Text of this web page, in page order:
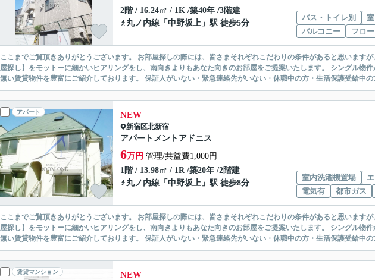
2階 / 16.24㎡ / 1K /築40年 /3階建
丸ノ内線 「 中野坂上 」駅 徒歩5分
バス・トイレ別
バルコニー
フロ
ここまでご覧頂きありがとうございます。 お部屋探しの際には、皆さまそれぞれこだわりの条件があると思いますが、当社では【あなたに１番のお部
屋探し】をモットーに細かいヒアリングをし、南向きよりもあなた向きのお部屋をご提案いたします。 シングル物件からファミリー物件まで、他には
無い賃貸物件を豊富にご紹介しております。 保証人がいない・緊急連絡先がいない・休職中の方・生活保護受給
アパート NEW
新宿区北新宿
アパートメントアドニス
6万円 管理/共益費1,000円
1階 / 13.98㎡ / 1R /築20年 /2階建
丸ノ内線 「 中野坂上 」駅 徒歩8分
室内洗濯機置場
電気有
都市ガス
ここまでご覧頂きありがとうございます。 お部屋探しの際には、皆さまそれぞれこだわりの条件があると思いますが、当社では【あなたに１番のお部
屋探し】をモットーに細かいヒアリングをし、南向きよりもあなた向きのお部屋をご提案いたします。 シングル物件からファミリー物件まで、他には
無い賃貸物件を豊富にご紹介しております。 保証人がいない・緊急連絡先がいない・休職中の方・生活保護受給
賃貸マンション NEW